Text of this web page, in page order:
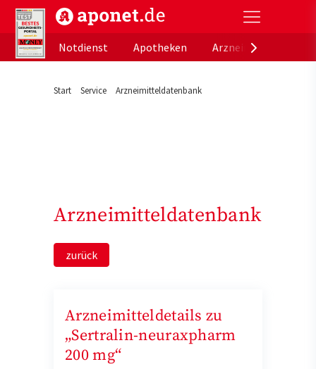
aponet.de - Das offizielle Gesundheitsportal der
Notdienst
Apotheken
Start Service Arzneimitteldatenbank
Arzneimitteldatenbank
zurück
Arzneimitteldetails zu
„Sertralin-neuraxpharm
200 mg“